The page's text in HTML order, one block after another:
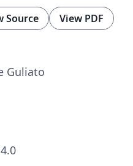
Source View PDF
Guliato